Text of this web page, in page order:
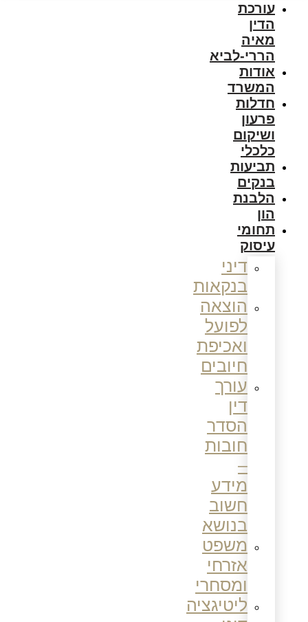
עורכת
הדין
מאיה
הררי-לביא
אודות
המשרד
חדלות
פרעון
ושיקום
כלכלי
תביעות
בנקים
הלבנת
הון
תחומי
עיסוק
דיני
בנקאות
הוצאה
לפועל
ואכיפת
חיובים
עורך
דין
הסדר
חובות
מידע
חשוב
בנושא
משפט
אזרחי
ומסחרי
ליטיגציה